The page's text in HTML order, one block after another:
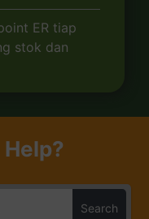
ER tiap
stok dan
Search